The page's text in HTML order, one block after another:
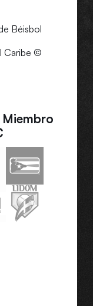
Béisbol
Caribe ©
Miembro